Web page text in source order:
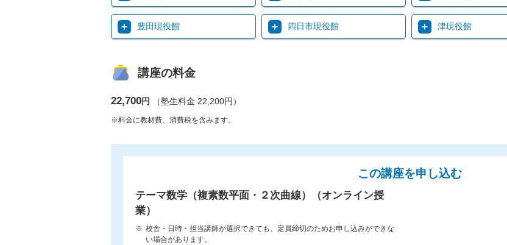
豊田現役館 四日市現役館 津現役館
講座の料金
22,700円 （塾生料金 22,200円）
※料金に教材費、消費税を含みます。
この講座を申し込む
テーマ数学（複素数平面・２次曲線）（オンライン授
業）
校舎・日時・担当講師が選択できても、定員締切のためお申し込みができな
い場合があります。